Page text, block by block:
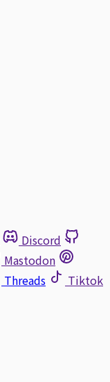
Discord
Mastodon
Threads
Tiktok